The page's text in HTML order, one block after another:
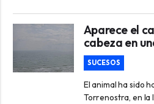
Aparece el
cabeza en
SUCESOS
El animal ha sido
Torrenostra, en la